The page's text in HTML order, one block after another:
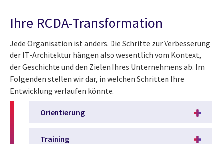
Ihre RCDA-Transformation
Jede Organisation ist anders. Die Schritte zur Verbesserung
der IT-Architektur hängen also wesentlich vom Kontext,
der Geschichte und den Zielen Ihres Unternehmens ab. Im
Folgenden stellen wir dar, in welchen Schritten Ihre
Entwicklung verlaufen könnte.
Orientierung
Training